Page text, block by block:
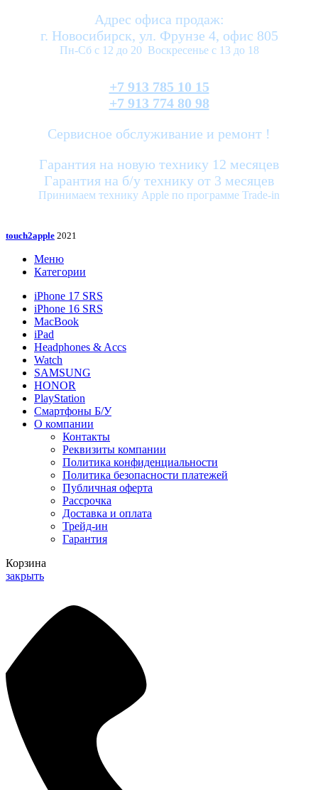
Адрес офиса продаж:
г. Новосибирск, ул. Фрунзе 4, офис 805
Пн-Сб с 12 до 20 Воскресенье с 13 до 18
+7 913 785 10 15
+7 913 774 80 98
Сервисное обслуживание и ремонт !
Гарантия на новую технику 12 месяцев
Гарантия на б/у технику от 3 месяцев
Принимаем технику Apple по программе Trade-in
touch2apple 2021
Меню
Категории
iPhone 17 SRS
iPhone 16 SRS
MacBook
iPad
Headphones & Accs
Watch
SAMSUNG
HONOR
PlayStation
Смартфоны Б/У
О компании
Контакты
Реквизиты компании
Политика конфиденциальности
Политика безопасности платежей
Публичная оферта
Рассрочка
Доставка и оплата
Трейд-ин
Гарантия
Корзина
закрыть